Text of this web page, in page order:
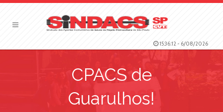
15:36:13 - 6/08/2026
CPACS de
Guarulhos!